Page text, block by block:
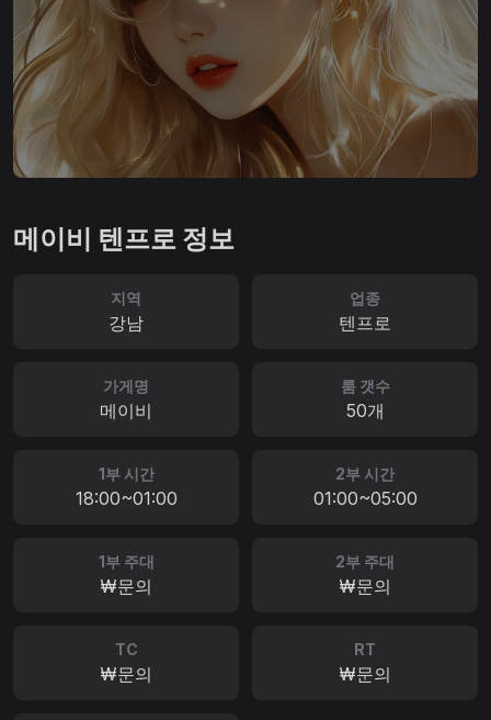
메이비 텐프로 정보
지역
강남
업종
텐프로
가게명
메이비
룸 갯수
50개
1부 시간
18:00~01:00
2부 시간
01:00~05:00
1부 주대
₩문의
2부 주대
₩문의
TC
₩문의
RT
₩문의